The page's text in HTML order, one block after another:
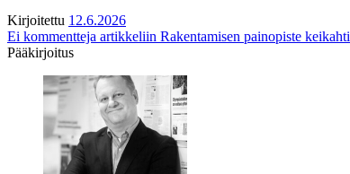
Kirjoitettu 12.6.2026
Ei kommentteja artikkeliin Rakentamisen painopiste keikahti
Pääkirjoitus